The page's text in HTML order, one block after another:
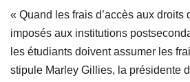
« Quand les frais d’accès aux droits
imposés aux institutions
les étudiants doivent assumer les
stipule Marley Gillies, la présidente